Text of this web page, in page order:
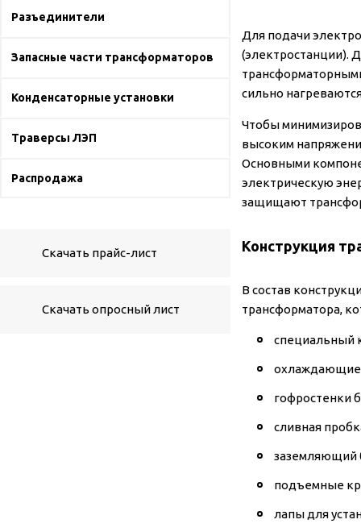
Разъединители
Запасные части трансформаторов
Конденсаторные установки
Траверсы ЛЭП
Распродажа
Скачать прайс-лист
Скачать опросный лист
Для подачи
(электростанции).
сильно
Чтобы
высоким
Основными
электрическую
защищают
Конструкция
В состав
трансформатора,
специальный
охлаждающие
гофростенки
сливная
заземляющий
подъемные
лапы для